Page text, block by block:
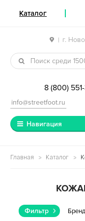
| г.
Перейти к навигации
Перейти к
8 (800)
info@streetfoot.ru
Навигация
Главная Каталог
Фильтр
Каталог